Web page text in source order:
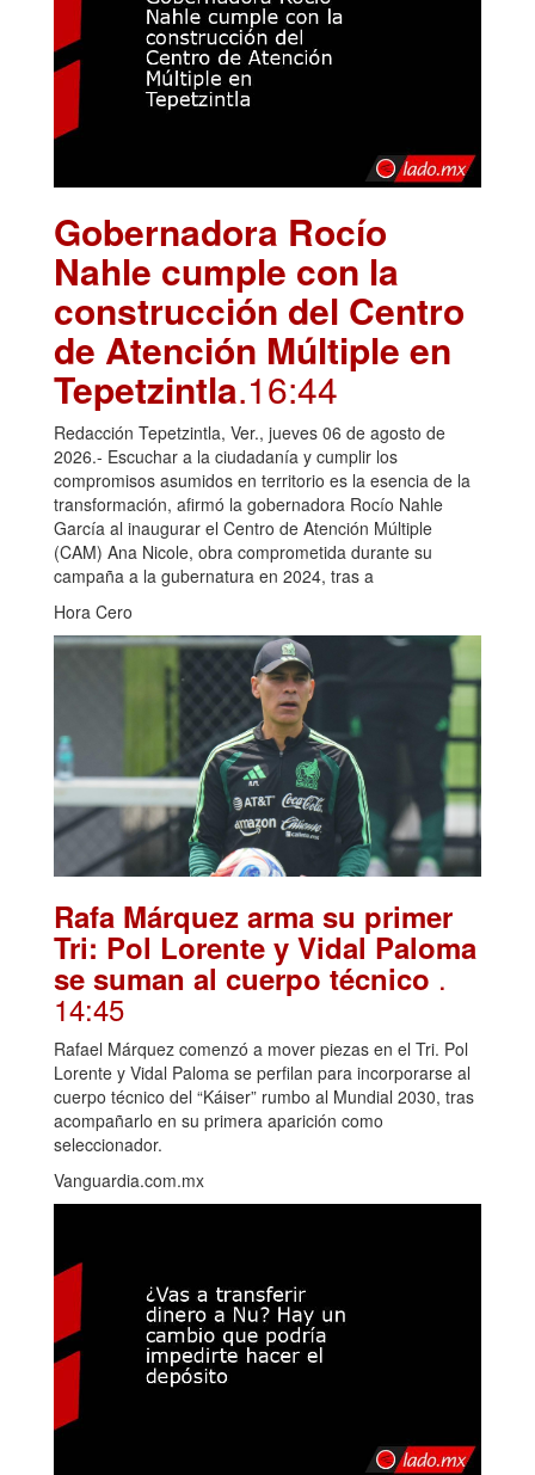
Gobernadora Rocío
Nahle cumple con la
construcción del Centro
de Atención Múltiple en
Tepetzintla.16:44
Redacción Tepetzintla, Ver., jueves 06 de agosto de
2026.- Escuchar a la ciudadanía y cumplir los
compromisos asumidos en territorio es la esencia de la
transformación, afirmó la gobernadora Rocío Nahle
García al inaugurar el Centro de Atención Múltiple
(CAM) Ana Nicole, obra comprometida durante su
campaña a la gubernatura en 2024, tras a
Hora Cero
Rafa Márquez arma su primer
Tri: Pol Lorente y Vidal Paloma
se suman al cuerpo técnico .
14:45
Rafael Márquez comenzó a mover piezas en el Tri. Pol
Lorente y Vidal Paloma se perfilan para incorporarse al
cuerpo técnico del “Káiser” rumbo al Mundial 2030, tras
acompañarlo en su primera aparición como
seleccionador.
Vanguardia.com.mx